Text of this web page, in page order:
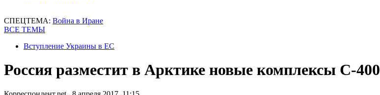
СПЕЦТЕМА: Война в Иране
ВСЕ ТЕМЫ
Вступление Украины в ЕС
Россия разместит в Арктике новые комплексы С-400